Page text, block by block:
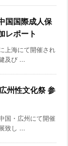
国際成人保
レポート
上海にて開催され
及び ...
性文化祭 参
国・広州にて開催
致し ...